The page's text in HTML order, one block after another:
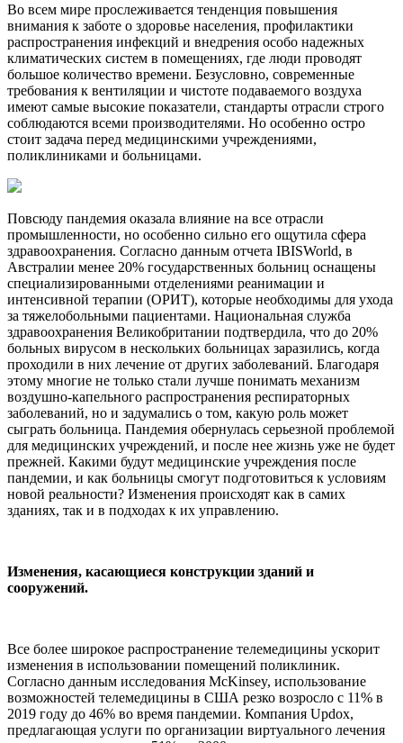
Во всем мире прослеживается тенденция повышения
внимания к заботе о здоровье населения, профилактики
распространения инфекций и внедрения особо надежных
климатических систем в помещениях, где люди проводят
большое количество времени. Безусловно, современные
требования к вентиляции и чистоте подаваемого воздуха
имеют самые высокие показатели, стандарты отрасли строго
соблюдаются всеми производителями. Но особенно остро
стоит задача перед медицинскими учреждениями,
поликлиниками и больницами.
Повсюду пандемия оказала влияние на все отрасли
промышленности, но особенно сильно его ощутила сфера
здравоохранения. Согласно данным отчета IBISWorld, в
Австралии менее 20% государственных больниц оснащены
специализированными отделениями реанимации и
интенсивной терапии (ОРИТ), которые необходимы для ухода
за тяжелобольными пациентами. Национальная служба
здравоохранения Великобритании подтвердила, что до 20%
больных вирусом в нескольких больницах заразились, когда
проходили в них лечение от других заболеваний. Благодаря
этому многие не только стали лучше понимать механизм
воздушно-капельного распространения респираторных
заболеваний, но и задумались о том, какую роль может
сыграть больница. Пандемия обернулась серьезной проблемой
для медицинских учреждений, и после нее жизнь уже не будет
прежней. Какими будут медицинские учреждения после
пандемии, и как больницы смогут подготовиться к условиям
новой реальности? Изменения происходят как в самих
зданиях, так и в подходах к их управлению.
Изменения, касающиеся конструкции зданий и
сооружений.
Все более широкое распространение телемедицины ускорит
изменения в использовании помещений поликлиник.
Согласно данным исследования McKinsey, использование
возможностей телемедицины в США резко возросло с 11% в
2019 году до 46% во время пандемии. Компания Updox,
предлагающая услуги по организации виртуального лечения